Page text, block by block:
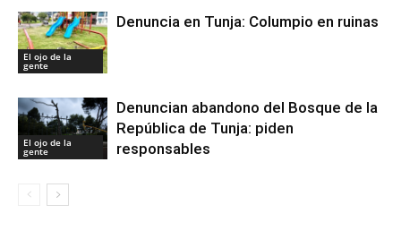
El ojo de la
gente
Denuncia en Tunja: Columpio en ruinas
El ojo de la
gente
Denuncian abandono del Bosque de la
República de Tunja: piden
responsables